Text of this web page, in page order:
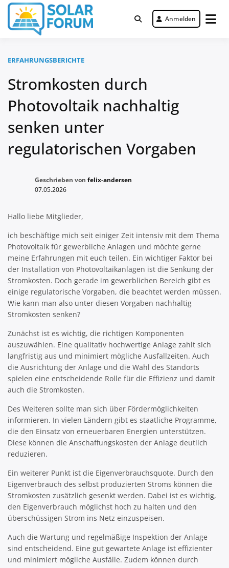
Zum
Inhalt
springen
Solar Forum
Deutschlandweit Nr. 1 Forum für
gewerbliche Solar Investments
Anmelden
ERFAHRUNGSBERICHTE
Stromkosten durch
Photovoltaik nachhaltig
senken unter
regulatorischen Vorgaben
Geschrieben von felix-andersen
07.05.2026
Hallo liebe Mitglieder,
ich beschäftige mich seit einiger Zeit intensiv mit dem Thema
Photovoltaik für gewerbliche Anlagen und möchte gerne
meine Erfahrungen mit euch teilen. Ein wichtiger Faktor bei
der Installation von Photovoltaikanlagen ist die Senkung der
Stromkosten. Doch gerade im gewerblichen Bereich gibt es
einige regulatorische Vorgaben, die beachtet werden müssen.
Wie kann man also unter diesen Vorgaben nachhaltig
Stromkosten senken?
Zunächst ist es wichtig, die richtigen Komponenten
auszuwählen. Eine qualitativ hochwertige Anlage zahlt sich
langfristig aus und minimiert mögliche Ausfallzeiten. Auch
die Ausrichtung der Anlage und die Wahl des Standorts
spielen eine entscheidende Rolle für die Effizienz und damit
auch die Stromkosten.
Des Weiteren sollte man sich über Fördermöglichkeiten
informieren. In vielen Ländern gibt es staatliche Programme,
die den Einsatz von erneuerbaren Energien unterstützen.
Diese können die Anschaffungskosten der Anlage deutlich
reduzieren.
Ein weiterer Punkt ist die Eigenverbrauchsquote. Durch den
Eigenverbrauch des selbst produzierten Stroms können die
Stromkosten zusätzlich gesenkt werden. Dabei ist es wichtig,
den Eigenverbrauch möglichst hoch zu halten und den
überschüssigen Strom ins Netz einzuspeisen.
Auch die Wartung und regelmäßige Inspektion der Anlage
sind entscheidend. Eine gut gewartete Anlage ist effizienter
und minimiert mögliche Ausfälle. Zudem können durch